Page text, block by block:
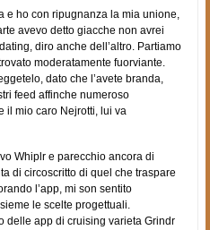
e ho con ripugnanza la mia unione,
avevo detto giacche non avrei
diro anche dell’altro. Partiamo
moderatamente fuorviante.
dato che l’avete branda,
feed affinche numeroso
il mio caro Nejrotti, lui va
Whiplr e parecchio ancora di
di circoscritto di quel che traspare
l’app, mi son sentito
le scelte progettuali.
delle app di cruising varieta Grindr